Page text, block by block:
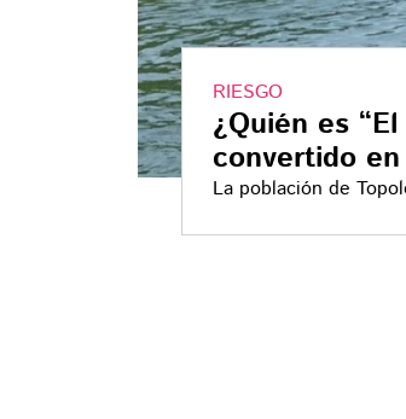
RIESGO
¿Quién es
convertido
La población de